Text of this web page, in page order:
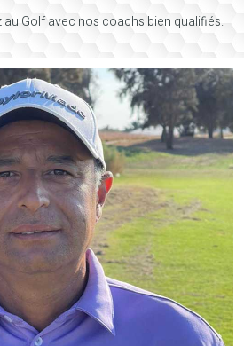
Golf avec nos coachs bien qualifiés.